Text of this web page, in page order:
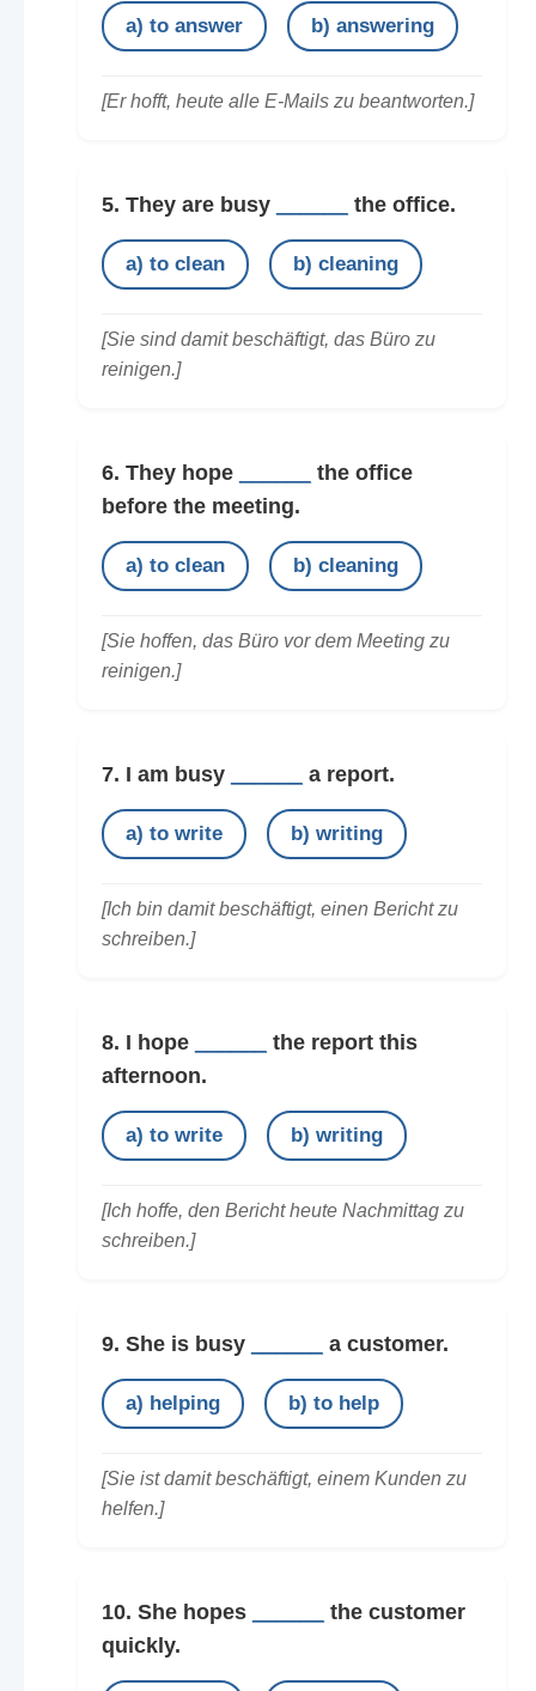
a) to answer b) answering
[Er hofft, heute alle E-Mails zu beantworten.]
5. They are busy the office.
a) to clean b) cleaning
[Sie sind damit beschäftigt, das Büro zu
reinigen.]
6. They hope
the office
before the meeting.
a) to clean b) cleaning
[Sie hoffen, das Büro vor dem Meeting zu
reinigen.]
7. I am busy a report.
a) to write b) writing
[Ich bin damit beschäftigt, einen Bericht zu
schreiben.]
8. I hope
the report this
afternoon.
a) to write b) writing
[Ich hoffe, den Bericht heute Nachmittag zu
schreiben.]
9. She is busy a customer.
a) helping b) to help
[Sie ist damit beschäftigt, einem Kunden zu
helfen.]
10. She hopes
the customer
quickly.